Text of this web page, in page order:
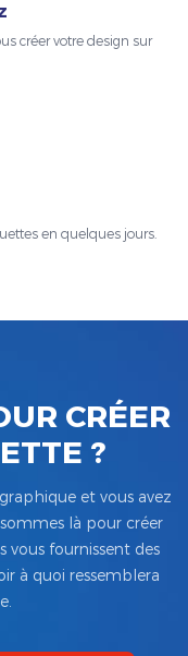
créer votre design sur
en quelques jours.
CRÉER
?
et vous avez
là pour créer
vous fournissent des
à quoi ressemblera